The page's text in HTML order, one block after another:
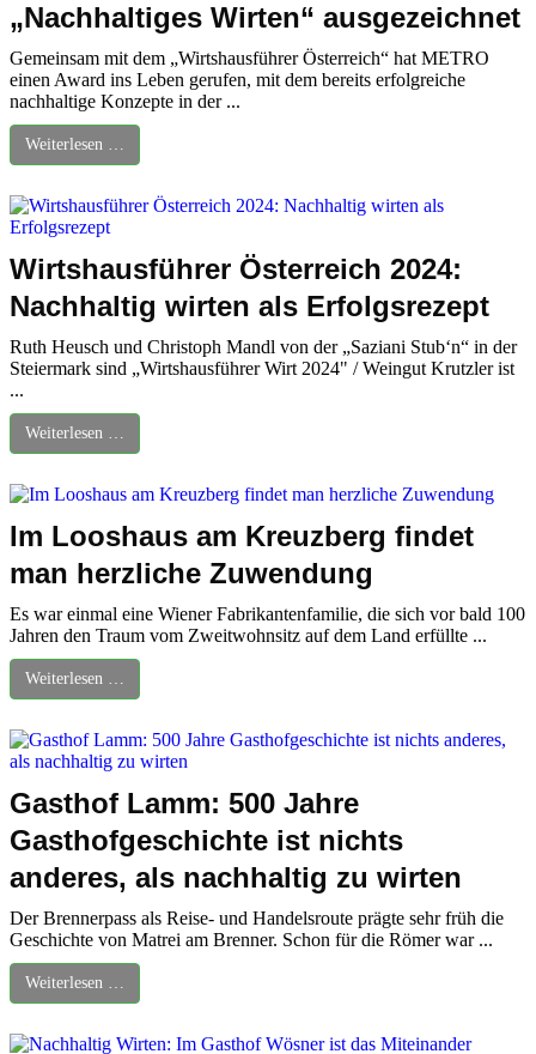
„Nachhaltiges Wirten“ ausgezeichnet
Gemeinsam mit dem „Wirtshausführer Österreich“ hat METRO
einen Award ins Leben gerufen, mit dem bereits erfolgreiche
nachhaltige Konzepte in der ...
Weiterlesen …
Wirtshausführer Österreich 2024:
Nachhaltig wirten als Erfolgsrezept
Ruth Heusch und Christoph Mandl von der „Saziani Stub‘n“ in der
Steiermark sind „Wirtshausführer Wirt 2024" / Weingut Krutzler ist
...
Weiterlesen …
Im Looshaus am Kreuzberg findet
man herzliche Zuwendung
Es war einmal eine Wiener Fabrikantenfamilie, die sich vor bald 100
Jahren den Traum vom Zweitwohnsitz auf dem Land erfüllte ...
Weiterlesen …
Gasthof Lamm: 500 Jahre
Gasthofgeschichte ist nichts
anderes, als nachhaltig zu wirten
Der Brennerpass als Reise- und Handelsroute prägte sehr früh die
Geschichte von Matrei am Brenner. Schon für die Römer war ...
Weiterlesen …